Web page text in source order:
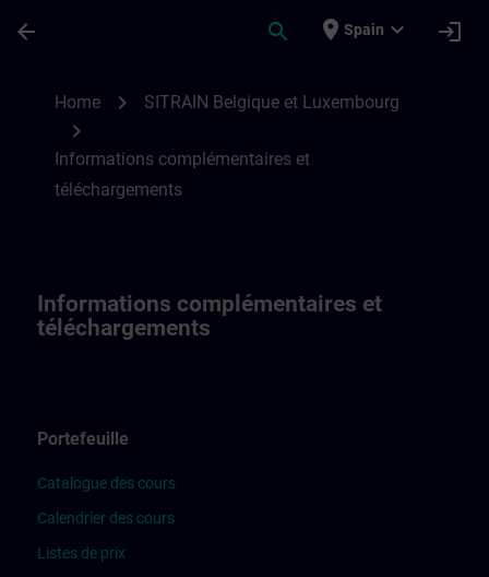
arrow_back search place Spain expand_more login
Home chevron_right SITRAIN Belgique et Luxembourg
chevron_right
Informations complémentaires et
téléchargements
Informations complémentaires et
téléchargements
Portefeuille
Catalogue des cours
Calendrier des cours
Listes de prix